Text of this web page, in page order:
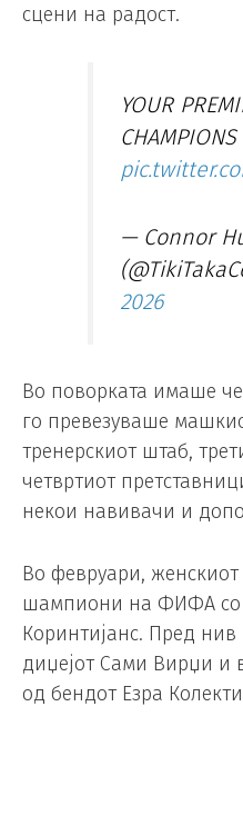
сцени на радост.
YOUR
CHAMPIONS
— Connor
2026
Во поворката имаше
го превезуваше
тренерскиот штаб,
четвртиот
некои навивачи и
Во февруари,
шампиони на ФИФА со
Коринтијанс. Пред
диџејот Сами Вирџи и
од бендот Езра